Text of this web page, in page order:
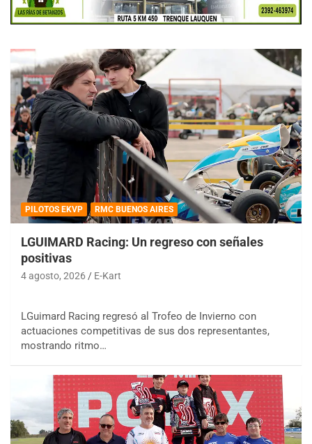
PILOTOS EKVP RMC BUENOS AIRES
LGUIMARD Racing: Un regreso con señales
positivas
4 agosto, 2026 E-Kart
LGuimard Racing regresó al Trofeo de Invierno con
actuaciones competitivas de sus dos representantes,
mostrando ritmo…